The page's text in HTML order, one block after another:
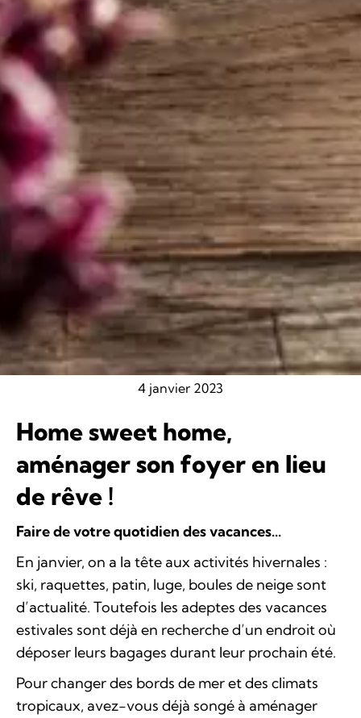
4 janvier 2023
Home sweet home,
aménager son foyer en lieu
de rêve !
Faire de votre quotidien des vacances...
En janvier, on a la tête aux activités hivernales :
ski, raquettes, patin, luge, boules de neige sont
d’actualité. Toutefois les adeptes des vacances
estivales sont déjà en recherche d’un endroit où
déposer leurs bagages durant leur prochain été.
Pour changer des bords de mer et des climats
tropicaux, avez-vous déjà songé à aménager